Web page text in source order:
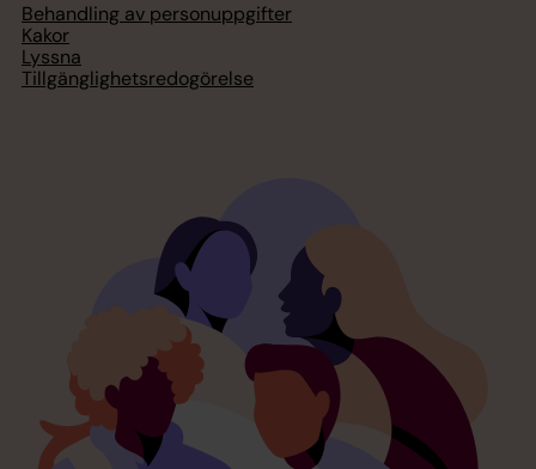
Behandling av personuppgifter
Kakor
Lyssna
Tillgänglighetsredogörelse